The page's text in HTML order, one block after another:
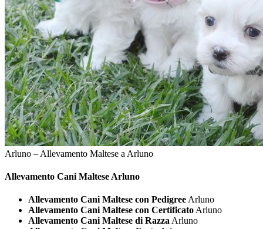
Arluno – Allevamento Maltese a Arluno
Allevamento Cani Maltese Arluno
Allevamento Cani Maltese con Pedigree Arluno
Allevamento Cani Maltese con Certificato Arluno
Allevamento Cani Maltese di Razza Arluno